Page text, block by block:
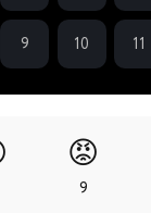
9 10 11
😡
9